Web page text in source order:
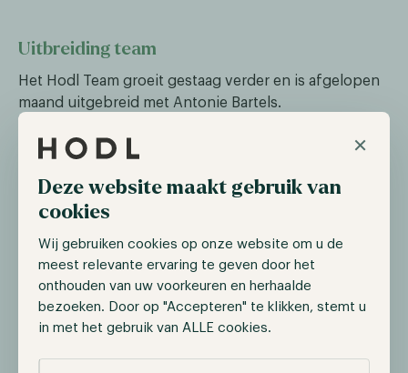
×
Deze website maakt gebruik van
cookies
Wij gebruiken cookies op onze website om u de
meest relevante ervaring te geven door het
onthouden van uw voorkeuren en herhaalde
bezoeken. Door op "Accepteren" te klikken, stemt u
in met het gebruik van ALLE cookies.
Uitbreiding team
Het Hodl Team groeit gestaag verder en is afgelopen
maand uitgebreid met Antonie Bartels.
Antonie Bartels (26) is de afgelopen 5 jaar werkzaam
geweest als marketeer in de IT wereld. Hier heeft hij
een breed scala aan ervaring opgedaan, waarbij de